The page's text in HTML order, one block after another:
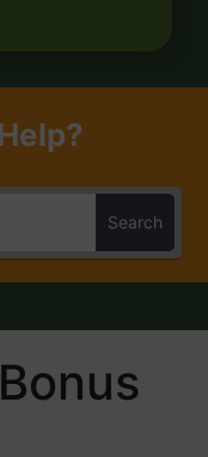
Search